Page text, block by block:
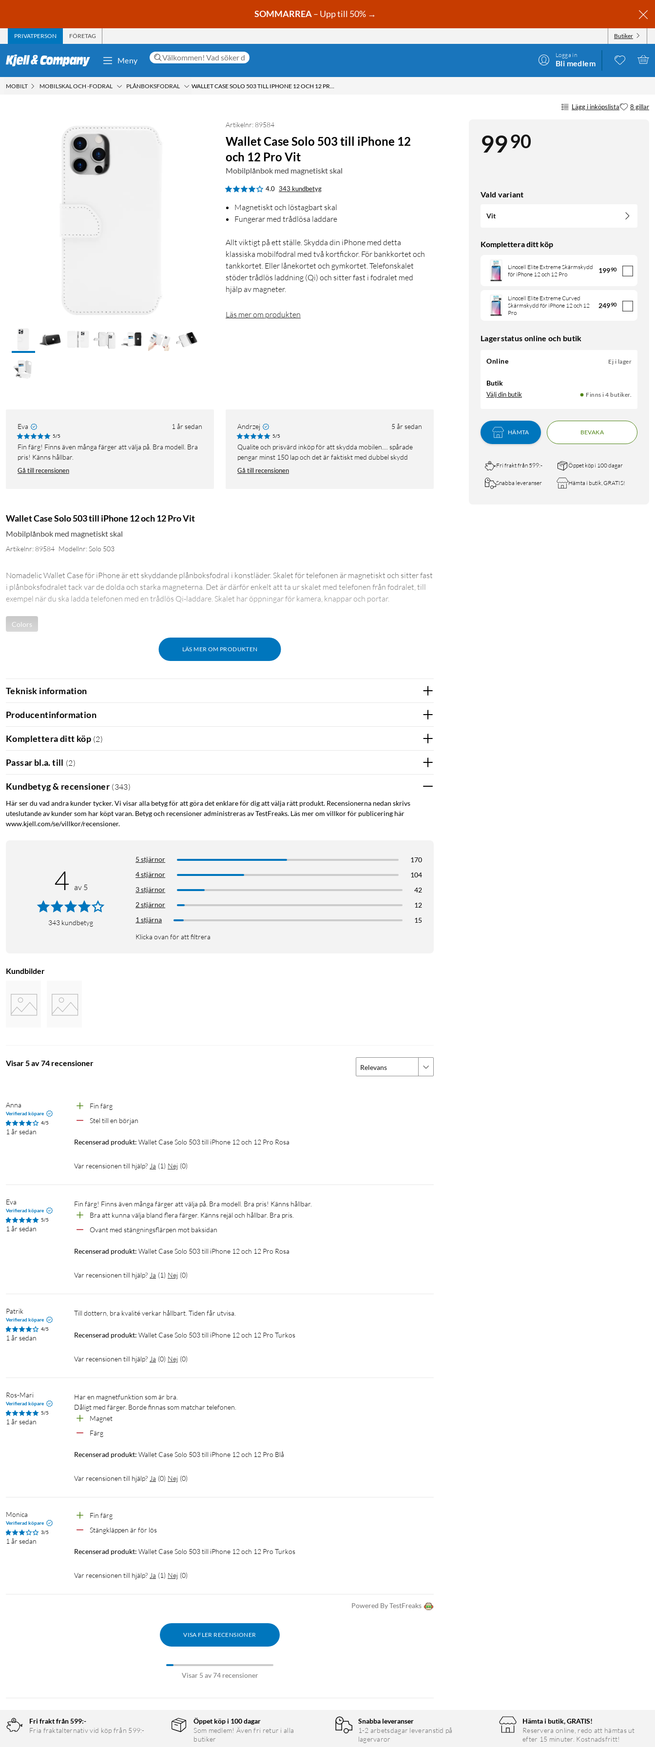
SOMMARREA– Upp till 50% →
PRIVATPERSON FÖRETAG Butiker
Meny
Logga in
Bli medlem
MOBILT MOBILSKAL OCH -FODRAL PLÅNBOKSFODRAL WALLET CASE SOLO 503 TILL IPHONE 12 OCH 12 PRO VIT
Lägg i inköpslista 8 gillar
9990
Vald variant
Vit
Komplettera ditt köp
Linocell Elite Extreme Skärmskydd
för iPhone 12 och 12 Pro
19990
Linocell Elite Extreme Curved
Skärmskydd för iPhone 12 och 12
Pro
24990
Lagerstatus online och butik
Online Ej i lager
Butik
Välj din butik Finns i 4 butiker.
HÄMTA BEVAKA
Fri frakt från 599:- Öppet köp i 100 dagar
Snabba leveranser Hämta i butik, GRATIS!
Artikelnr: 89584
Wallet Case Solo 503 till iPhone 12
och 12 Pro Vit
Mobilplånbok med magnetiskt skal
4.0 343 kundbetyg
Magnetiskt och löstagbart skal
Fungerar med trådlösa laddare
Allt viktigt på ett ställe. Skydda din iPhone med detta
klassiska mobilfodral med två kortfickor. För bankkortet och
tankkortet. Eller lånekortet och gymkortet. Telefonskalet
stöder trådlös laddning (Qi) och sitter fast i fodralet med
hjälp av magneter.
Läs mer om produkten
Eva 1 år sedan
5/5
Fin färg! Finns även många färger att välja på. Bra modell. Bra
pris! Känns hållbar.
Gå till recensionen
Andrzej 5 år sedan
5/5
Qualite och prisvärd inköp för att skydda mobilen.... spårade
pengar minst 150 lap och det är faktiskt med dubbel skydd
Gå till recensionen
Wallet Case Solo 503 till iPhone 12 och 12 Pro Vit
Mobilplånbok med magnetiskt skal
Artikelnr: 89584 Modellnr: Solo 503
LÄS MER OM PRODUKTEN
Nomadelic Wallet Case för iPhone är ett skyddande plånboksfodral i konstläder. Skalet för telefonen är magnetiskt och sitter fast
i plånboksfodralet tack var de dolda och starka magneterna. Det är därför enkelt att ta ur skalet med telefonen från fodralet, till
exempel när du ska ladda telefonen med en trådlös Qi-laddare. Skalet har öppningar för kamera, knappar och portar.
Colors
Teknisk information
Producentinformation
Komplettera ditt köp (2)
Passar bl.a. till (2)
Kundbetyg & recensioner (343)
Här ser du vad andra kunder tycker. Vi visar alla betyg för att göra det enklare för dig att välja rätt produkt. Recensionerna nedan skrivs
uteslutande av kunder som har köpt varan. Betyg och recensioner administreras av TestFreaks. Läs mer om villkor för publicering här
www.kjell.com/se/villkor/recensioner.
4 av 5
343 kundbetyg
5 stjärnor
170
4 stjärnor
104
3 stjärnor
42
2 stjärnor
12
1 stjärna
15
Klicka ovan för att filtrera
Kundbilder
Visar 5 av 74 recensioner Relevans
Anna
Verifierad köpare
4/5
1 år sedan
Fin färg
Stel till en början
Recenserad produkt: Wallet Case Solo 503 till iPhone 12 och 12 Pro Rosa
Var recensionen till hjälp? Ja (1) Nej (0)
Eva
Verifierad köpare
5/5
1 år sedan
Fin färg! Finns även många färger att välja på. Bra modell. Bra pris! Känns hållbar.
Bra att kunna välja bland flera färger. Känns rejäl och hållbar. Bra pris.
Ovant med stängningsflärpen mot baksidan
Recenserad produkt: Wallet Case Solo 503 till iPhone 12 och 12 Pro Rosa
Var recensionen till hjälp? Ja (1) Nej (0)
Patrik
Verifierad köpare
4/5
1 år sedan
Till dottern, bra kvalité verkar hållbart. Tiden får utvisa.
Recenserad produkt: Wallet Case Solo 503 till iPhone 12 och 12 Pro Turkos
Var recensionen till hjälp? Ja (0) Nej (0)
Ros-Mari
Verifierad köpare
5/5
1 år sedan
Har en magnetfunktion som är bra.
Dåligt med färger. Borde finnas som matchar telefonen.
Magnet
Färg
Recenserad produkt: Wallet Case Solo 503 till iPhone 12 och 12 Pro Blå
Var recensionen till hjälp? Ja (0) Nej (0)
Monica
Verifierad köpare
3/5
1 år sedan
Fin färg
Stängkläppen är för lös
Recenserad produkt: Wallet Case Solo 503 till iPhone 12 och 12 Pro Turkos
Var recensionen till hjälp? Ja (1) Nej (0)
Powered By TestFreaks
VISA FLER RECENSIONER
Visar 5 av 74 recensioner
Fri frakt från 599:-
Fria fraktalternativ vid köp från 599:-
Öppet köp i 100 dagar
Som medlem! Även fri retur i alla
butiker
Snabba leveranser
1-2 arbetsdagar leveranstid på
lagervaror
Hämta i butik, GRATIS!
Reservera online, redo att hämtas ut
efter 15 minuter. Kostnadsfritt!